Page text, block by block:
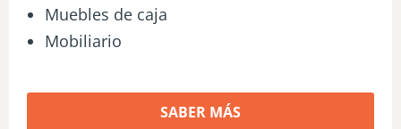
Muebles de caja
Mobiliario
SABER MÁS